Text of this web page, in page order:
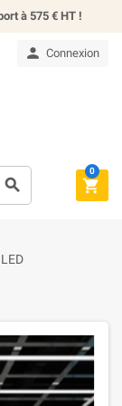
à 575 € HT !
 Connexion
 
0